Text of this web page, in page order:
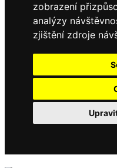
zobrazení
analýzy
zjištění zdroje